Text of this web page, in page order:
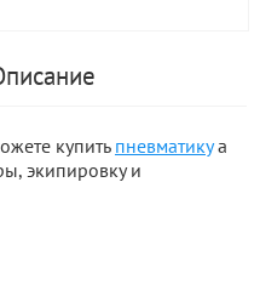
купить пневматикуа
экипировку и